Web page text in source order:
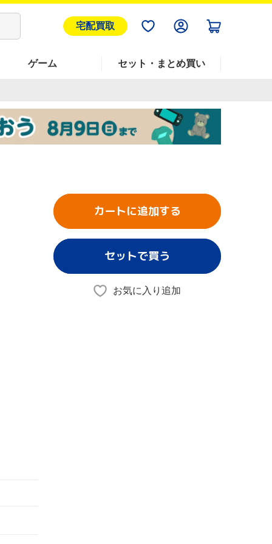
宅配買取
ゲーム セット・まとめ買い
カートに追加する
セットで買う
お気に入り追加